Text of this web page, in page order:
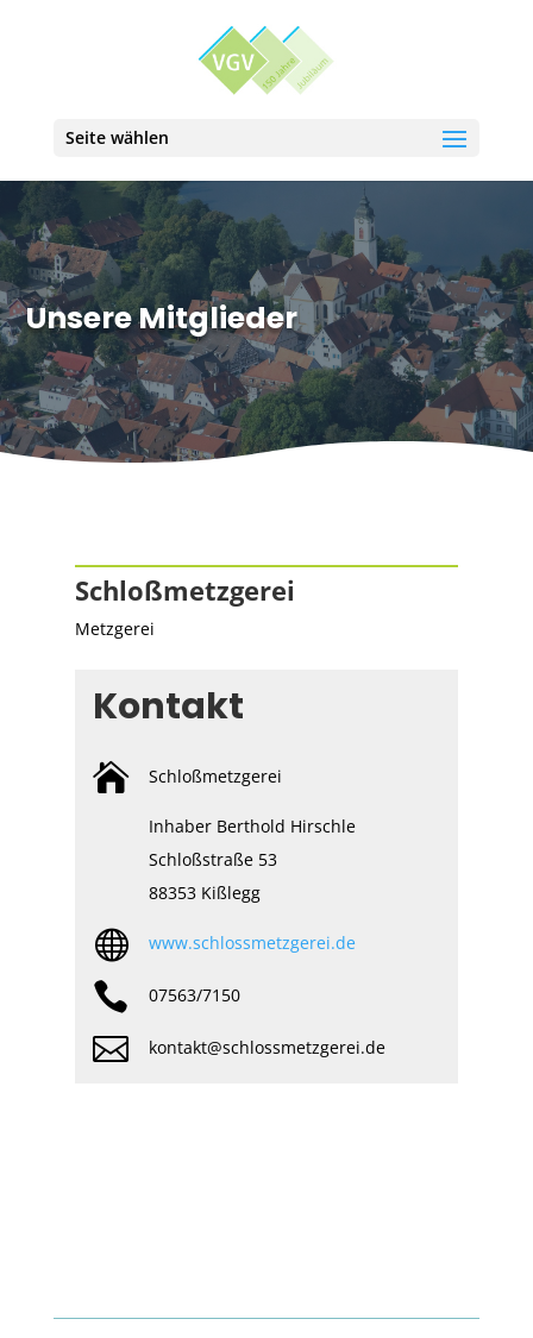
Seite wählen
Unsere Mitglieder
Schloßmetzgerei
Metzgerei
Kontakt
 Schloßmetzgerei
Inhaber Berthold Hirschle
Schloßstraße 53
88353 Kißlegg
 www.schlossmetzgerei.de
 07563/7150
 kontakt@schlossmetzgerei.de